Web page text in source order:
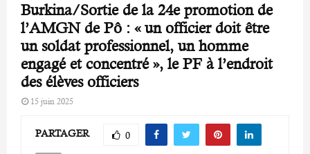
Burkina/Sortie de la 24e promotion de
l’AMGN de Pô : « un officier doit être
un soldat professionnel, un homme
engagé et concentré », le PF à l’endroit
des élèves officiers
15 juin 2025
PARTAGER 0